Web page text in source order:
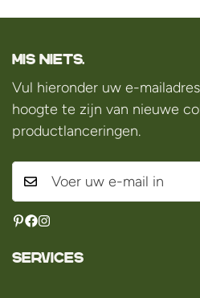
Mis niets.
Vul hieronder uw e-
hoogte te zijn van nieuwe
productlanceringen.
Services